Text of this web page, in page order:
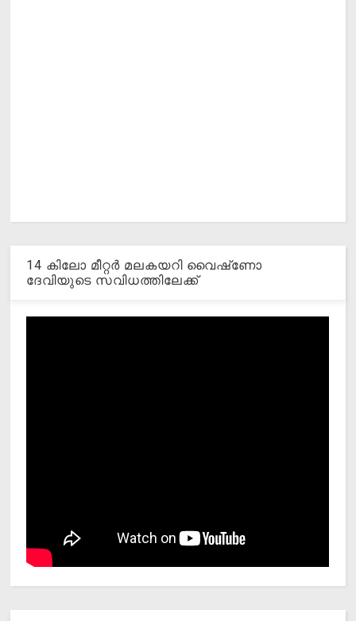
14 കിലോ മീറ്റര്‍ മലകയറി വൈഷ്‌ണോ
ദേവിയുടെ സവിധത്തിലേക്ക്